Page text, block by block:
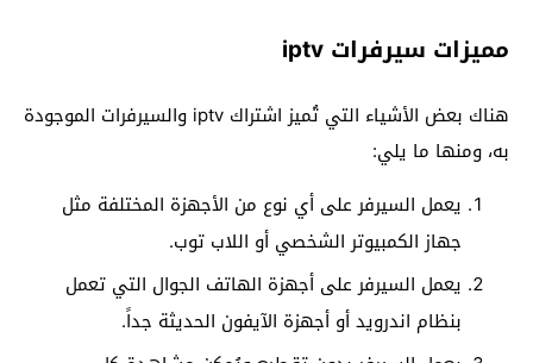
مميزات سيرفرات iptv
هناك بعض الأشياء التي تُميز اشتراك iptv والسيرفرات الموجودة
به، ومنها ما يلي:
يعمل السيرفر على أي نوع من الأجهزة المختلفة مثل
جهاز الكمبيوتر الشخصي أو اللاب توب.
يعمل السيرفر على أجهزة الهاتف الجوال التي تعمل
بنظام اندرويد أو أجهزة الآيفون الحديثة جداً.